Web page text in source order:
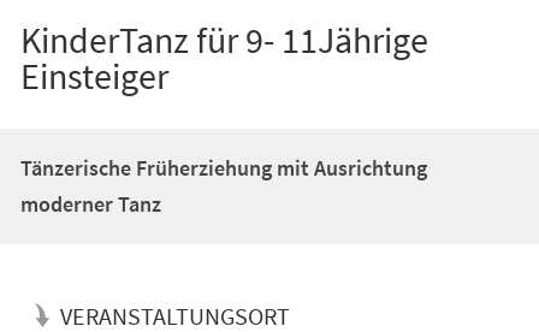
KinderTanz für 9- 11Jährige
Einsteiger
Tänzerische Früherziehung mit Ausrichtung
moderner Tanz
VERANSTALTUNGSORT